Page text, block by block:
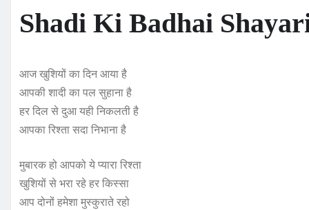
Shadi Ki Badhai
आज खुशियों का दिन आया है
आपकी शादी का पल सुहाना है
हर दिल से दुआ यही निकलती है
आपका रिश्ता सदा निभाना है
मुबारक हो आपको ये प्यारा रिश्ता
खुशियों से भरा रहे हर किस्सा
आप दोनों हमेशा मुस्कुराते रहो